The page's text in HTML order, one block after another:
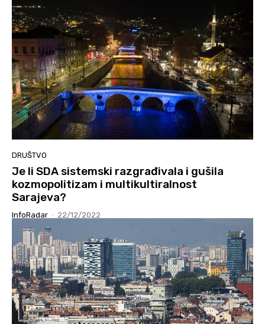
DRUŠTVO
Je li SDA sistemski razgrađivala i gušila
kozmopolitizam i multikultiralnost
Sarajeva?
InfoRadar - 22/12/2022